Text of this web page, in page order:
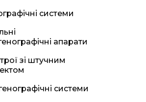
системи
апарати
зі штучним
системи